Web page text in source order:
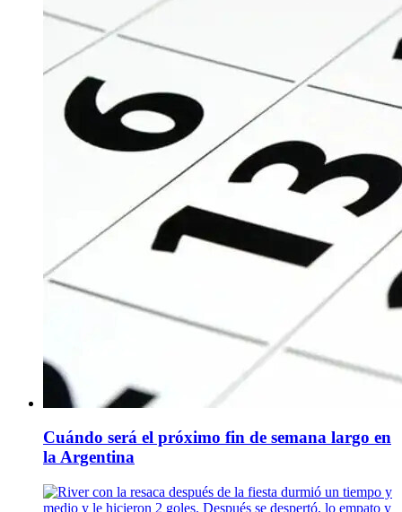
Cuándo será el próximo fin de semana largo en
la Argentina